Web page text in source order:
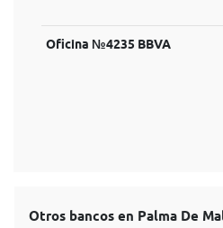
Oficina №4235 BBVA
Otros bancos en Palma De